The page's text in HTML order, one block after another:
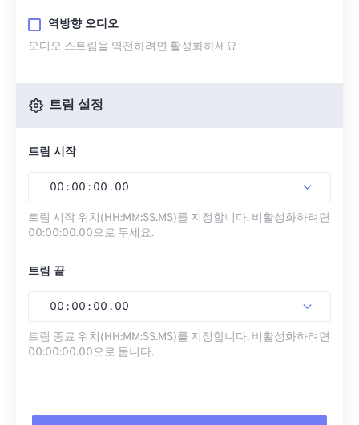
역방향 오디오
오디오 스트림을 역전하려면 활성화하세요
트림 설정
트림 시작
00 : 00 : 00 . 00
트림 시작 위치(HH:MM:SS.MS)를 지정합니다. 비활성화하려면
00:00:00.00으로 두세요.
트림 끝
00 : 00 : 00 . 00
트림 종료 위치(HH:MM:SS.MS)를 지정합니다. 비활성화하려면
00:00:00.00으로 둡니다.